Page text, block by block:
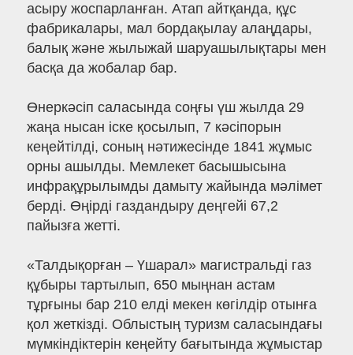
асыру жоспарланған. Атап айтқанда, құс
фабрикалары, мал бордақылау алаңдары,
балық және жылыжай шаруашылықтары мен
басқа да жобалар бар.
Өнеркәсіп саласында соңғы үш жылда 29
жаңа нысан іске қосылып, 7 кәсіпорын
кеңейтілді, соның нәтижесінде 1841 жұмыс
орны ашылды. Мемлекет басышысына
инфрақұрылымды дамыту жайында мәлімет
берді. Өңірді газдандыру деңгейі 67,2
пайызға жетті.
«Талдықорған – Үшарал» магистральді газ
құбыры тартылып, 650 мыңнан астам
тұрғыны бар 210 елді мекен көгілдір отынға
қол жеткізді. Облыстың туризм саласындағы
мүмкіндіктерін кеңейту бағытында жұмыстар